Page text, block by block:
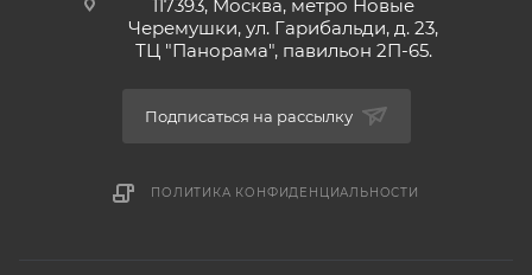
117393, Москва, метро Новые
Черемушки, ул. Гарибальди, д. 23,
ТЦ "Панорама", павильон 2П-65.
Подписаться на рассылку
ПОЛИТИКА КОНФИДЕНЦИАЛЬНОСТИ